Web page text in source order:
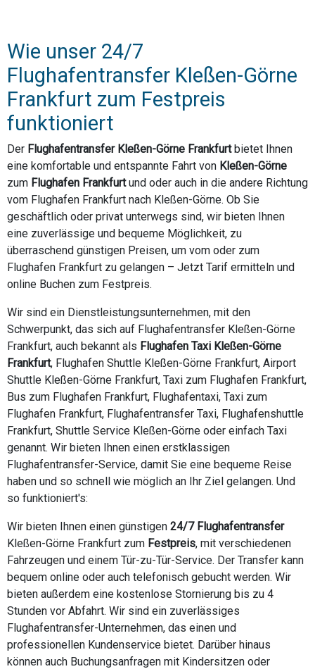
Wie unser 24/7
Flughafentransfer Kleßen-Görne
Frankfurt zum Festpreis
funktioniert
Der Flughafentransfer Kleßen-Görne Frankfurtbietet Ihnen
eine komfortable und entspannte Fahrt von Kleßen-Görne
zum Flughafen Frankfurtund oder auch in die andere Richtung
vom Flughafen Frankfurt nach Kleßen-Görne. Ob Sie
geschäftlich oder privat unterwegs sind, wir bieten Ihnen
eine zuverlässige und bequeme Möglichkeit, zu
überraschend günstigen Preisen, um vom oder zum
Flughafen Frankfurt zu gelangen – Jetzt Tarif ermitteln und
online Buchen zum Festpreis.
Wir sind ein Dienstleistungsunternehmen, mit den
Schwerpunkt, das sich auf Flughafentransfer Kleßen-Görne
Frankfurt, auch bekannt als Flughafen Taxi Kleßen-Görne
Frankfurt, Flughafen Shuttle Kleßen-Görne Frankfurt, Airport
Shuttle Kleßen-Görne Frankfurt, Taxi zum Flughafen Frankfurt,
Bus zum Flughafen Frankfurt, Flughafentaxi, Taxi zum
Flughafen Frankfurt, Flughafentransfer Taxi, Flughafenshuttle
Frankfurt, Shuttle Service Kleßen-Görne oder einfach Taxi
genannt. Wir bieten Ihnen einen erstklassigen
Flughafentransfer-Service, damit Sie eine bequeme Reise
haben und so schnell wie möglich an Ihr Ziel gelangen. Und
so funktioniert's:
Wir bieten Ihnen einen günstigen 24/7 Flughafentransfer
Kleßen-Görne Frankfurt zum Festpreis, mit verschiedenen
Fahrzeugen und einem Tür-zu-Tür-Service. Der Transfer kann
bequem online oder auch telefonisch gebucht werden. Wir
bieten außerdem eine kostenlose Stornierung bis zu 4
Stunden vor Abfahrt. Wir sind ein zuverlässiges
Flughafentransfer-Unternehmen, das einen und
professionellen Kundenservice bietet. Darüber hinaus
können auch Buchungsanfragen mit Kindersitzen oder